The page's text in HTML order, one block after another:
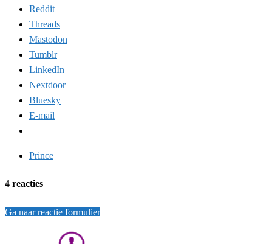
Reddit
Threads
Mastodon
Tumblr
LinkedIn
Nextdoor
Bluesky
E-mail
Prince
4 reacties
Ga naar reactie formulier